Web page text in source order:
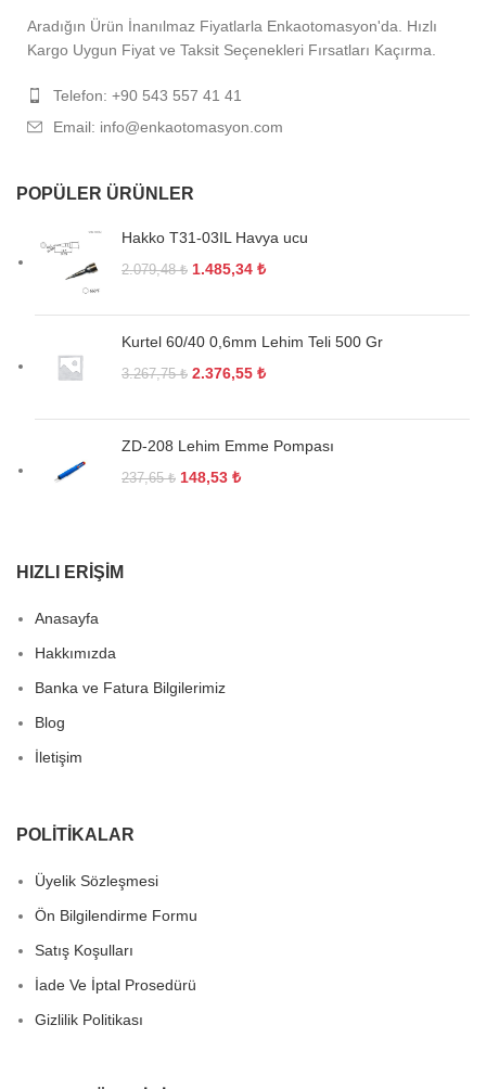
Aradığın Ürün İnanılmaz Fiyatlarla Enkaotomasyon'da. Hızlı
Kargo Uygun Fiyat ve Taksit Seçenekleri Fırsatları Kaçırma.
Telefon: +90 543 557 41 41
Email: info@enkaotomasyon.com
POPÜLER ÜRÜNLER
Hakko T31-03IL Havya ucu
2.079,48₺ 1.485,34 ₺
Kurtel 60/40 0,6mm Lehim Teli 500 Gr
3.267,75₺ 2.376,55 ₺
ZD-208 Lehim Emme Pompası
237,65₺ 148,53 ₺
HIZLI ERIŞIM
Anasayfa
Hakkımızda
Banka ve Fatura Bilgilerimiz
Blog
İletişim
POLITIKALAR
Üyelik Sözleşmesi
Ön Bilgilendirme Formu
Satış Koşulları
İade Ve İptal Prosedürü
Gizlilik Politikası